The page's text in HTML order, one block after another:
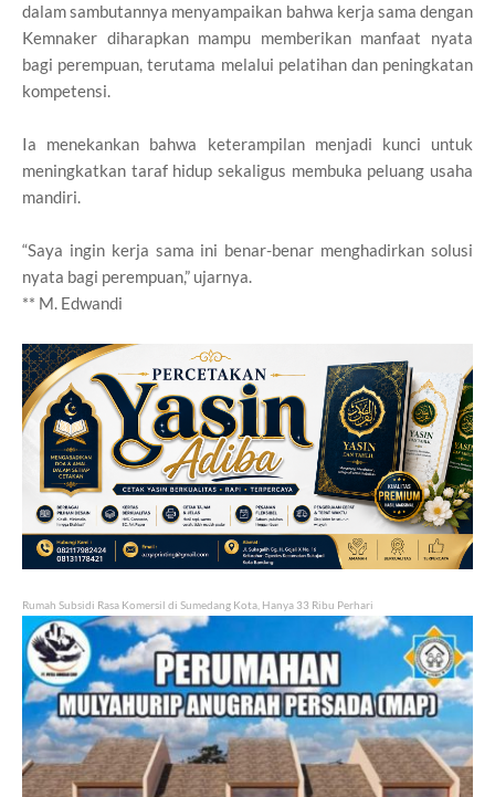
dalam sambutannya menyampaikan bahwa kerja sama dengan
Kemnaker diharapkan mampu memberikan manfaat nyata
bagi perempuan, terutama melalui pelatihan dan peningkatan
kompetensi.
Ia menekankan bahwa keterampilan menjadi kunci untuk
meningkatkan taraf hidup sekaligus membuka peluang usaha
mandiri.
“Saya ingin kerja sama ini benar-benar menghadirkan solusi
nyata bagi perempuan,” ujarnya.
** M. Edwandi
Rumah Subsidi Rasa Komersil di Sumedang Kota, Hanya 33 Ribu Perhari